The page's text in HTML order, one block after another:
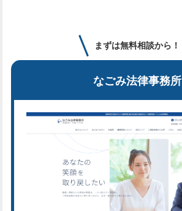
まずは無料相談から！
なごみ法律事務所